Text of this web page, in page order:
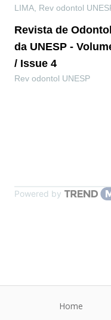
LIMA Rev odontol
Revista de
da UNESP -
/ Issue 4
Rev odontol UNESP
Powered by
Home